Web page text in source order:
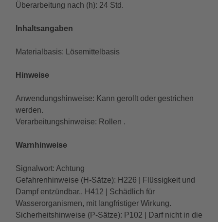
Überarbeitung nach (h): 24 Std.
Inhaltsangaben
Materialbasis: Lösemittelbasis
Hinweise
Anwendungshinweise: Kann gerollt oder gestrichen
werden.
Verarbeitungshinweise: Rollen .
Warnhinweise
Signalwort: Achtung
Gefahrenhinweise (H-Sätze): H226 | Flüssigkeit und
Dampf entzündbar., H412 | Schädlich für
Wasserorganismen, mit langfristiger Wirkung.
Sicherheitshinweise (P-Sätze): P102 | Darf nicht in die